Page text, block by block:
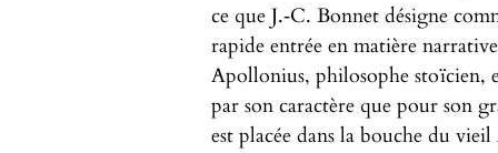
ce que J.‑C. Bonnet désigne
rapide entrée en matière
Apollonius, philosophe stoïcien,
par son caractère que pour son
est placée dans la bouche du